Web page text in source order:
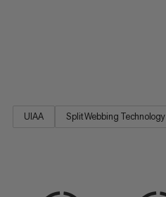
UIAA Split Webbing Technology